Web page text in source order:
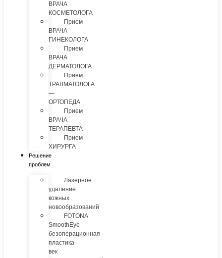
ВРАЧА
КОСМЕТОЛОГА
Прием
ВРАЧА
ГИНЕКОЛОГА
Прием
ВРАЧА
ДЕРМАТОЛОГА
Прием
ТРАВМАТОЛОГА
—
ОРТОПЕДА
Прием
ВРАЧА
ТЕРАПЕВТА
Прием
ХИРУРГА
Решение
проблем
Лазерное
удаление
кожных
новообразований
FOTONA
SmoothEye
безоперационная
пластика
век